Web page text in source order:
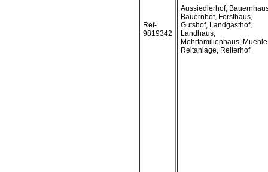
Ref-
9819342
Aussiedlerhof,
Bauernhof, Forsthaus,
Gutshof, Landgasthof,
Landhaus,
Mehrfamilienhaus,
Reitanlage, Reiterhof